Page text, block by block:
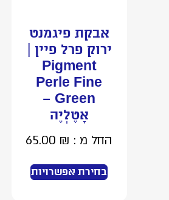
אבקת פיגמנט
ירוק פרל פיין |
Pigment
Perle Fine
Green –
אָטֶלְיֶה
החל מ : 65.00₪
בחירת אפשרויות